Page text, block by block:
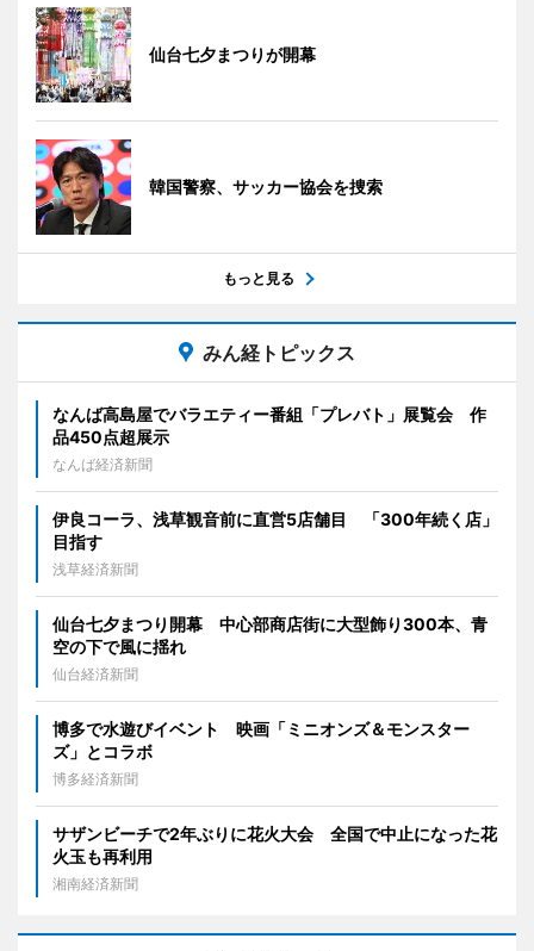
仙台七夕まつりが開幕
韓国警察、サッカー協会を捜索
もっと見る
みん経トピックス
なんば高島屋でバラエティー番組「プレバト」展覧会 作
品450点超展示
なんば経済新聞
伊良コーラ、浅草観音前に直営5店舗目 「300年続く店」
目指す
浅草経済新聞
仙台七夕まつり開幕 中心部商店街に大型飾り300本、青
空の下で風に揺れ
仙台経済新聞
博多で水遊びイベント 映画「ミニオンズ＆モンスター
ズ」とコラボ
博多経済新聞
サザンビーチで2年ぶりに花火大会 全国で中止になった花
火玉も再利用
湘南経済新聞